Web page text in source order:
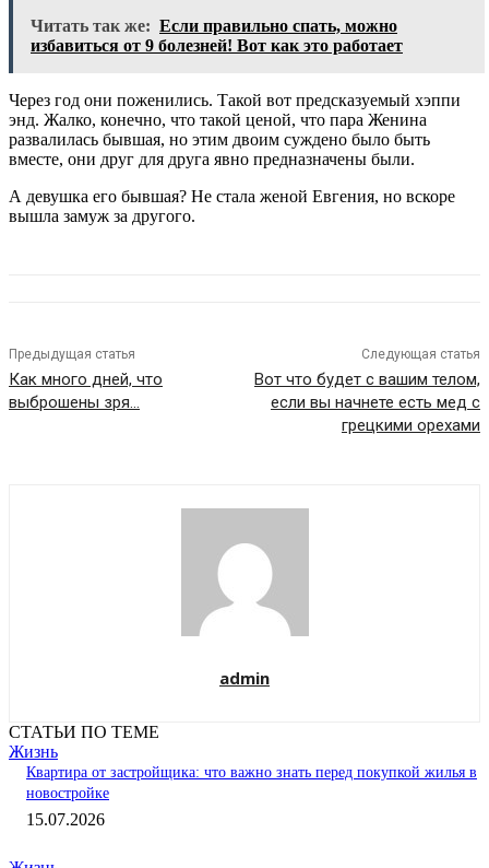
Читать так же: Если правильно спать, можно
избавиться от 9 болезней! Вот как это работает
Через год они поженились. Такой вот предсказуемый хэппи
энд. Жалко, конечно, что такой ценой, что пара Женина
развалилась бывшая, но этим двоим суждено было быть
вместе, они друг для друга явно предназначены были.
А девушка его бывшая? Не стала женой Евгения, но вскоре
вышла замуж за другого.
Предыдущая статья
Как много дней, что
выброшены зря…
Следующая статья
Вот что будет с вашим телом,
если вы начнете есть мед с
грецкими орехами
admin
СТАТЬИ ПО ТЕМЕ
Жизнь
Квартира от застройщика: что важно знать перед покупкой жилья в
новостройке
15.07.2026